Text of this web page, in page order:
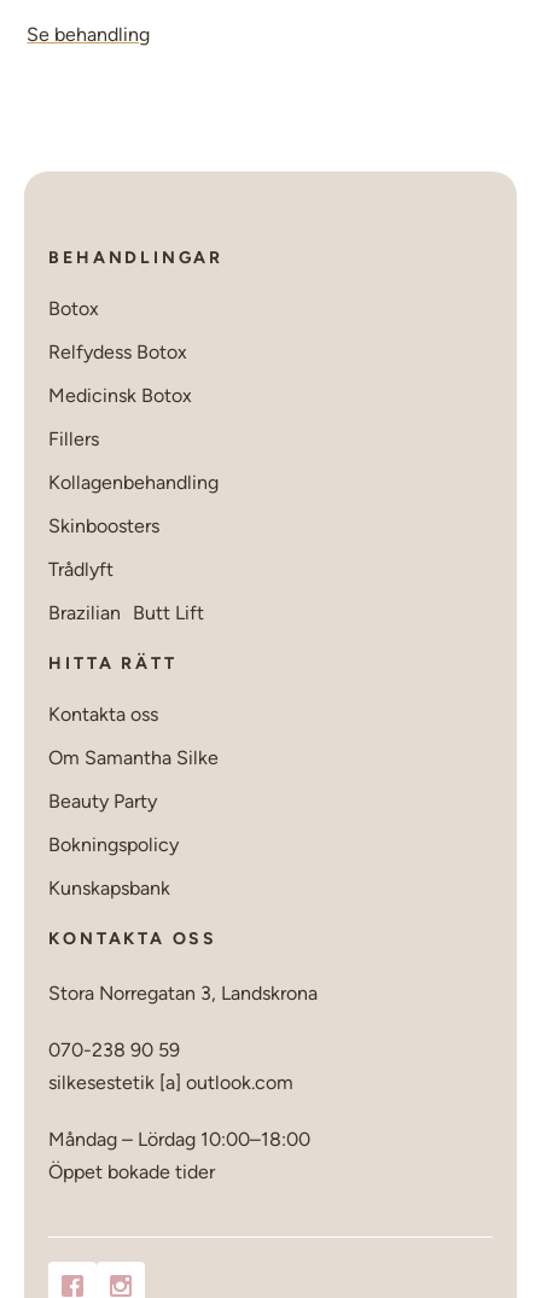
Se behandling
BEHANDLINGAR
Botox
Relfydess Botox
Medicinsk Botox
Fillers
Kollagenbehandling
Skinboosters
Trådlyft
Brazilian Butt Lift
HITTA RÄTT
Kontakta oss
Om Samantha Silke
Beauty Party
Bokningspolicy
Kunskapsbank
KONTAKTA OSS
Stora Norregatan 3, Landskrona
070-238 90 59
silkesestetik [a] outlook.com
Måndag – Lördag 10:00–18:00
Öppet bokade tider